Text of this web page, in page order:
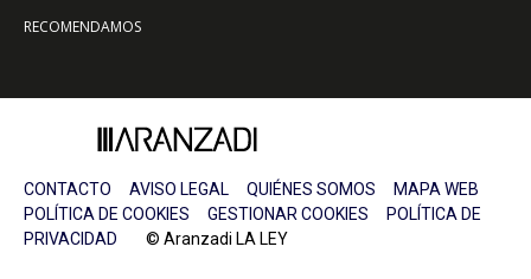
RECOMENDAMOS
CONTACTO AVISO LEGAL QUIÉNES SOMOS
MAPA WEB
POLÍTICA DE COOKIES
GESTIONAR COOKIES
POLÍTICA DE
PRIVACIDAD © Aranzadi LA LEY